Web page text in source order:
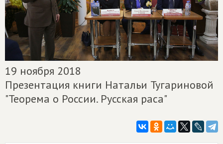
19 ноября 2018
Презентация книги Натальи Тугариновой
"Теорема о России. Русская раса"